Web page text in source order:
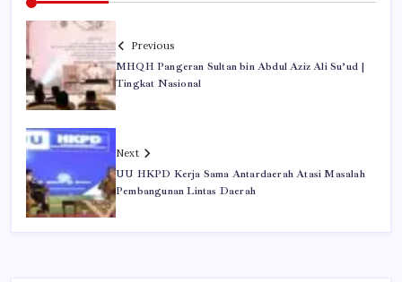
Previous
MHQH Pangeran Sultan bin Abdul Aziz Ali Su’ud |
Tingkat Nasional
Next
UU HKPD Kerja Sama Antardaerah Atasi Masalah
Pembangunan Lintas Daerah